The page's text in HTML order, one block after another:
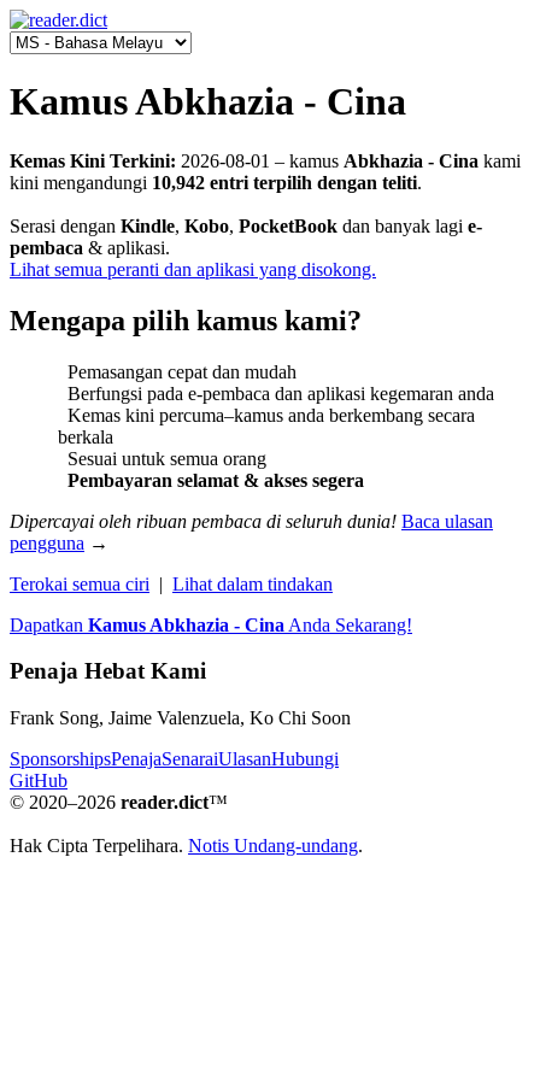
Kamus Abkhazia - Cina
Kemas Kini Terkini: 2026-08-01 ‒ kamus Abkhazia - Cina kami
kini mengandungi 10,942 entri terpilih dengan teliti.
Serasi dengan Kindle, Kobo, PocketBook dan banyak lagi e-
pembaca & aplikasi.
Lihat semua peranti dan aplikasi yang disokong.
Mengapa pilih kamus kami?
Pemasangan cepat dan mudah
Berfungsi pada e-pembaca dan aplikasi kegemaran anda
Kemas kini percuma‒kamus anda berkembang secara
berkala
Sesuai untuk semua orang
Pembayaran selamat & akses segera
Dipercayai oleh ribuan pembaca di seluruh dunia! Baca ulasan
pengguna →
Terokai semua ciri | Lihat dalam tindakan
Dapatkan Kamus Abkhazia - Cina Anda Sekarang!
Penaja Hebat Kami
Frank Song, Jaime Valenzuela, Ko Chi Soon
SponsorshipsPenajaSenaraiUlasanHubungi
GitHub
© 2020–2026 reader.dict™
Hak Cipta Terpelihara. Notis Undang-undang.